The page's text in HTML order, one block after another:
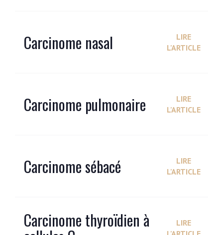
Carcinome nasal
LIRE
L'ARTICLE
Carcinome pulmonaire
LIRE
L'ARTICLE
Carcinome sébacé
LIRE
L'ARTICLE
Carcinome thyroïdien à
LIRE